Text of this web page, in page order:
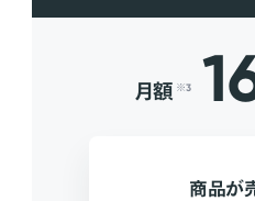
月額 ※3
商品が